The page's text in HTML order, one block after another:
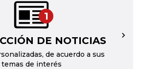
1
DE NOTICIAS
de acuerdo a sus
temas de interés
→